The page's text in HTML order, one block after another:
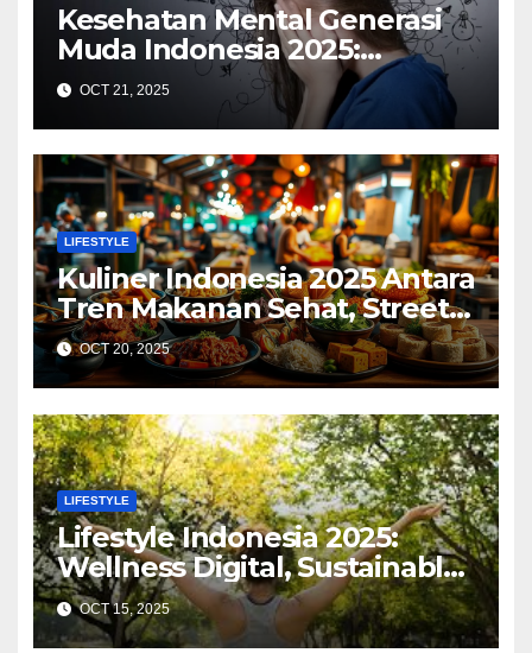
Kesehatan Mental Generasi
Muda Indonesia 2025:
Tantangan Digital, Dukungan
Sosial, dan Peran Pendidikan
OCT 21, 2025
LIFESTYLE
Kuliner Indonesia 2025 Antara
Tren Makanan Sehat, Street
Food Digital, dan Ekspansi
Global
OCT 20, 2025
LIFESTYLE
Lifestyle Indonesia 2025:
Wellness Digital, Sustainable
Living, dan Gaya Hidup
Kreatif
OCT 15, 2025